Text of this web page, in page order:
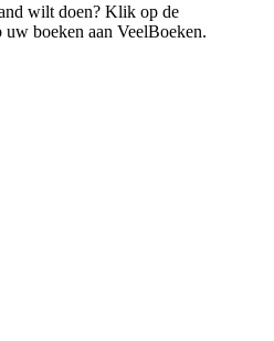
wilt doen? Klik op de
boeken aan VeelBoeken.